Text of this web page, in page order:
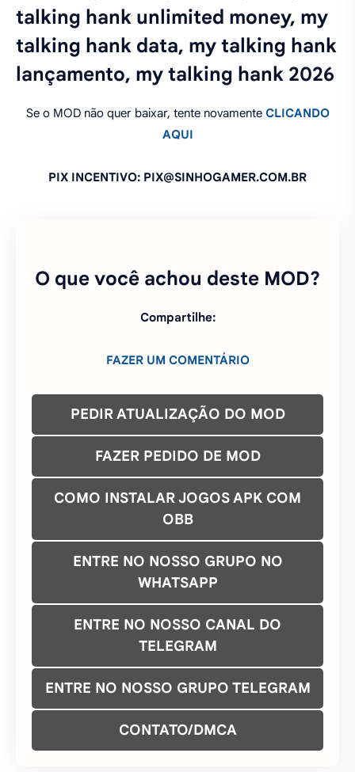
talking hank unlimited money, my
talking hank data, my talking hank
lançamento, my talking hank 2026
Se o MOD não quer baixar, tente novamente CLICANDO
AQUI
PIX INCENTIVO: PIX@SINHOGAMER.COM.BR
O que você achou deste MOD?
Compartilhe:
FAZER UM COMENTÁRIO
PEDIR ATUALIZAÇÃO DO MOD
FAZER PEDIDO DE MOD
COMO INSTALAR JOGOS APK COM
OBB
ENTRE NO NOSSO GRUPO NO
WHATSAPP
ENTRE NO NOSSO CANAL DO
TELEGRAM
ENTRE NO NOSSO GRUPO TELEGRAM
CONTATO/DMCA